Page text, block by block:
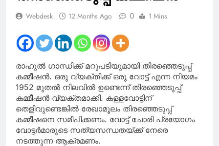
Webdesk 12 Months Ago 0 1 Mins
രാഹുൽ ഗാന്ധിക്ക് മറുപടിയുമായി തിരഞ്ഞെടുപ്പ്
കമ്മീഷൻ. ഒരു വ്യക്തിക്ക് ഒരു വോട്ട് എന്ന നിയമം
1952 മുതൽ നിലവിൽ ഉണ്ടെന്ന് തിരഞ്ഞെടുപ്പ്
കമ്മീഷൻ വ്യക്തമാക്കി. കള്ളവോട്ടിന്
തെളിവുണ്ടെങ്കിൽ രേഖാമൂലം തിരഞ്ഞെടുപ്പ്
കമ്മീഷനെ സമീപിക്കണം. വോട്ട് ചോരി പ്രയോഗം
വോട്ടർമാരുടെ സത്യസന്ധതയ്ക്ക് നേരെ
നടത്തുന്ന ആക്രമണം.